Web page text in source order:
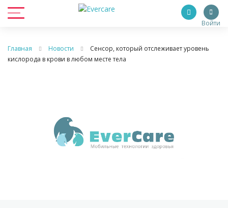
Войти
Главная Новости
Сенсор, который отслеживает уровень
кислорода в крови в любом месте тела